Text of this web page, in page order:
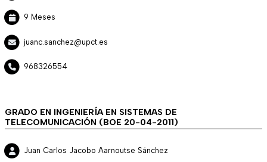
9 Meses
juanc.sanchez@upct.es
968326554
GRADO EN INGENIERÍA EN SISTEMAS DE
TELECOMUNICACIÓN (BOE 20-04-2011)
Juan Carlos Jacobo Aarnoutse Sánchez